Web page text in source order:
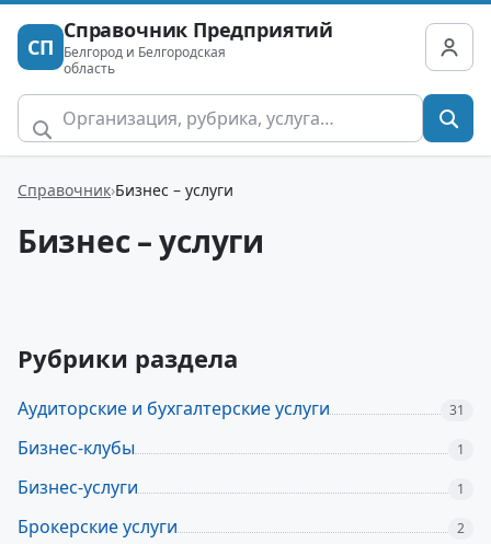
СП
Справочник Предприятий
Белгород и Белгородская
область
Справочник Бизнес – услуги
Бизнес – услуги
Рубрики раздела
Аудиторские и бухгалтерские услуги 31
Бизнес-клубы 1
Бизнес-услуги 1
Брокерские услуги 2